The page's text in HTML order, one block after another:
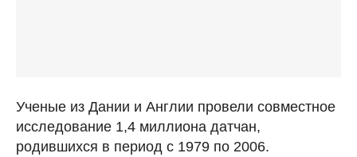
Ученые из Дании и Англии провели совместное
исследование 1,4 миллиона датчан,
родившихся в период с 1979 по 2006.